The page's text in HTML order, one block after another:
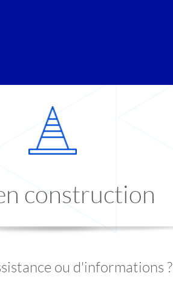
construction
ou d'informations ?